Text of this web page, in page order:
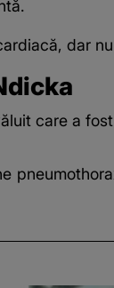
dar
care a